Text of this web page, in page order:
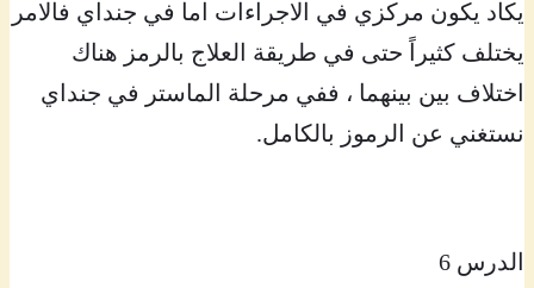
يكاد يكون مركزي في الاجراءات اما في جنداي فالامر
يختلف كثيراً حتى في طريقة العلاج بالرمز هناك
اختلاف بين بينهما ، ففي مرحلة الماستر في جنداي
نستغني عن الرموز بالكامل.
الدرس 6